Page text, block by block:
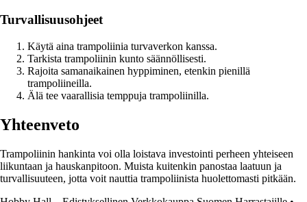
Turvallisuusohjeet
Käytä aina trampoliinia turvaverkon kanssa.
Tarkista trampoliinin kunto säännöllisesti.
Rajoita samanaikainen hyppiminen, etenkin pienillä
trampoliineilla.
Älä tee vaarallisia temppuja trampoliinilla.
Yhteenveto
Trampoliinin hankinta voi olla loistava investointi perheen yhteiseen
liikuntaan ja hauskanpitoon. Muista kuitenkin panostaa laatuun ja
turvallisuuteen, jotta voit nauttia trampoliinista huolettomasti pitkään.